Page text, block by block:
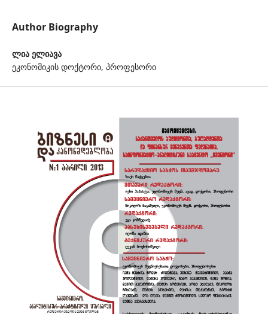
Author Biography
ლია ელიავა
ეკონომიკის დოქტორი, პროფესორი